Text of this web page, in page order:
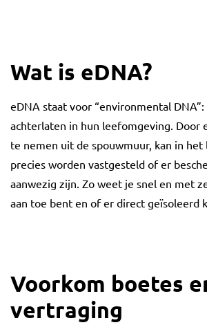
Wat is eDNA?
eDNA staat voor “environmental
achterlaten in hun leefomgeving. Door
te nemen uit de spouwmuur, kan in
precies worden vastgesteld of er
aanwezig zijn. Zo weet je snel en met
aan toe bent en of er direct geïsoleerd
Voorkom boetes
vertraging